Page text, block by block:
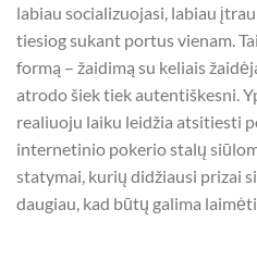
labiau socializuojasi, labiau
tiesiog sukant portus vienam.
formą – žaidimą su keliais
atrodo šiek tiek autentiškesni.
realiuoju laiku leidžia atsitiesti
internetinio pokerio stalų
statymai, kurių didžiausi prizai
daugiau, kad būtų galima